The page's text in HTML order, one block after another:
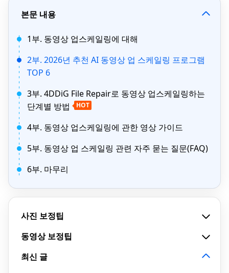
본문 내용
1부. 동영상 업스케일링에 대해
2부. 2026년 추천 AI 동영상 업 스케일링 프로그램
TOP 6
3부. 4DDiG File Repair로 동영상 업스케일링하는
단계별 방법
HOT
4부. 동영상 업스케일링에 관한 영상 가이드
5부. 동영상 업 스케일링 관련 자주 묻는 질문(FAQ)
6부. 마무리
사진 보정팁
동영상 보정팁
최신 글